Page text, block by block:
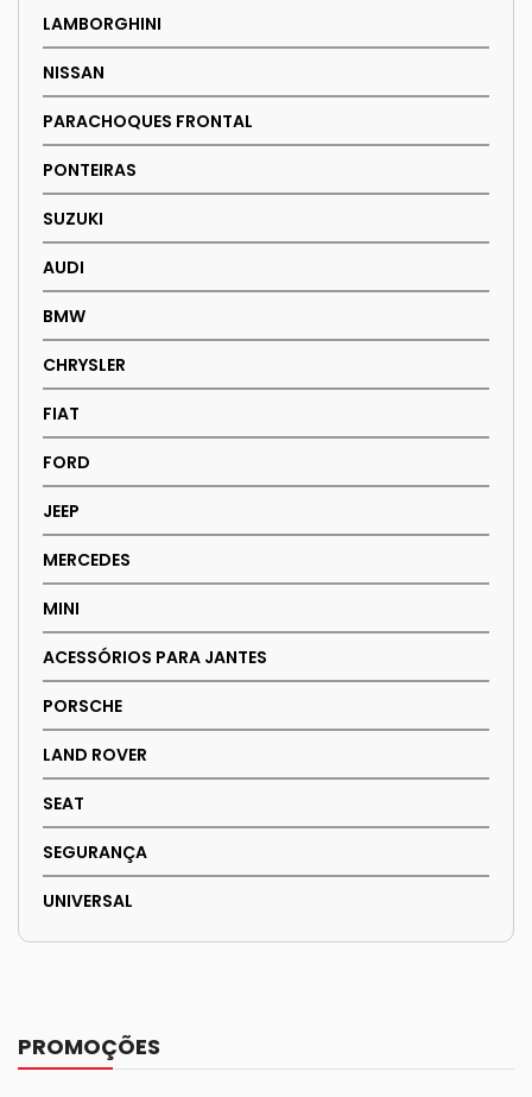
LAMBORGHINI
NISSAN
PARACHOQUES FRONTAL
PONTEIRAS
SUZUKI
AUDI
BMW
CHRYSLER
FIAT
FORD
JEEP
MERCEDES
MINI
ACESSÓRIOS PARA JANTES
PORSCHE
LAND ROVER
SEAT
SEGURANÇA
UNIVERSAL
PROMOÇÕES